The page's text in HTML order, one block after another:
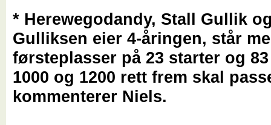
* Herewegodandy, Stall Gullik
Gulliksen eier 4-åringen, står
førsteplasser på 23 starter og
1000 og 1200 rett frem skal
kommenterer Niels.